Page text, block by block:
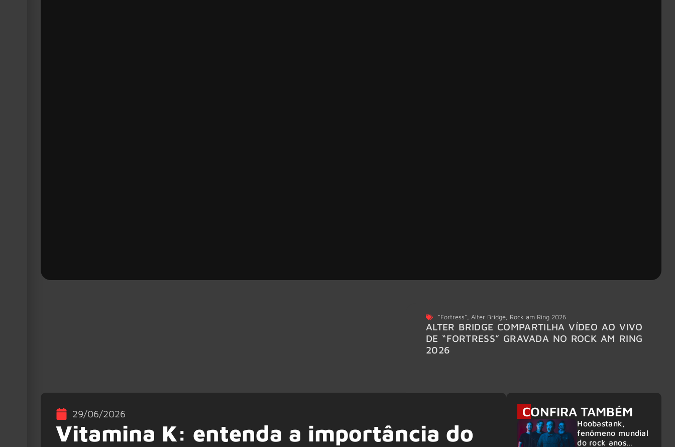
"Fortress",Alter Bridge, Rock am Ring 2026
ALTER BRIDGE COMPARTILHA VÍDEO AO VIVO
DE “FORTRESS” GRAVADA NO ROCK AM RING
2026
29/06/2026
Vitamina K: entenda a importância do
CONFIRA TAMBÉM
Hoobastank,
fenômeno mundial
do rock anos